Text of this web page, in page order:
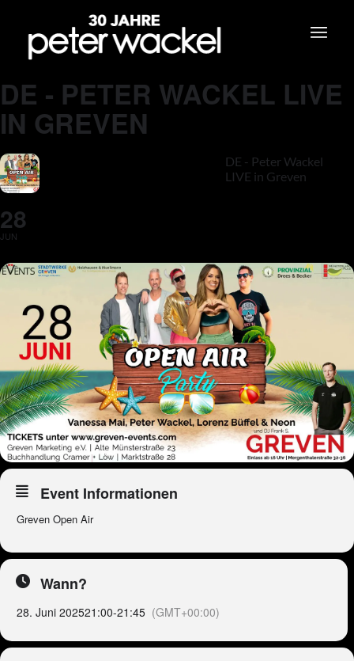
DE - PETER WACKEL LIVE
IN GREVEN
28
JUN
DE - Peter Wackel
LIVE in Greven
Event Informationen
Greven Open Air
Wann?
28. Juni 202521:00-21:45 (GMT+00:00)